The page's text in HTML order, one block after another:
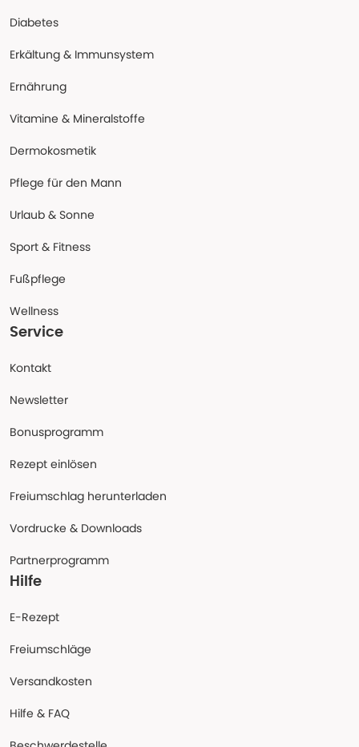
Diabetes
Erkältung & Immunsystem
Ernährung
Vitamine & Mineralstoffe
Dermokosmetik
Pflege für den Mann
Urlaub & Sonne
Sport & Fitness
Fußpflege
Wellness
Service
Kontakt
Newsletter
Bonusprogramm
Rezept einlösen
Freiumschlag herunterladen
Vordrucke & Downloads
Partnerprogramm
Hilfe
E-Rezept
Freiumschläge
Versandkosten
Hilfe & FAQ